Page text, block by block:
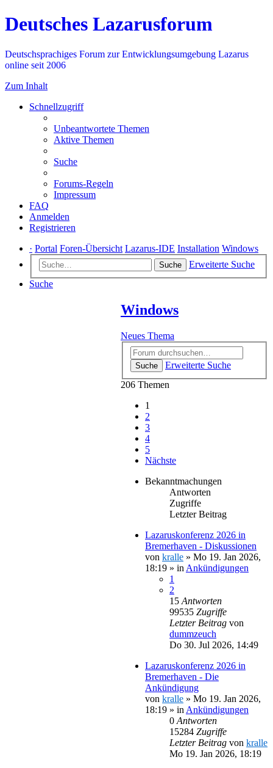
Deutsches Lazarusforum
Deutschsprachiges Forum zur Entwicklungsumgebung Lazarus
online seit 2006
Zum Inhalt
Schnellzugriff
Unbeantwortete Themen
Aktive Themen
Suche
Forums-Regeln
Impressum
FAQ
Anmelden
Registrieren
· Portal Foren-Übersicht Lazarus-IDE Installation Windows
Suche
Erweiterte Suche
Suche
Windows
Neues Thema
Suche
Erweiterte Suche
206 Themen
1
2
3
4
5
Nächste
Bekanntmachungen
Antworten
Zugriffe
Letzter Beitrag
Lazaruskonferenz 2026 in
Bremerhaven - Diskussionen
von kralle » Mo 19. Jan 2026,
18:19 » in Ankündigungen
1
2
15 Antworten
99535 Zugriffe
Letzter Beitrag von
dummzeuch
Do 30. Jul 2026, 14:49
Lazaruskonferenz 2026 in
Bremerhaven - Die
Ankündigung
von kralle » Mo 19. Jan 2026,
18:19 » in Ankündigungen
0 Antworten
15284 Zugriffe
Letzter Beitrag von kralle
Mo 19. Jan 2026, 18:19